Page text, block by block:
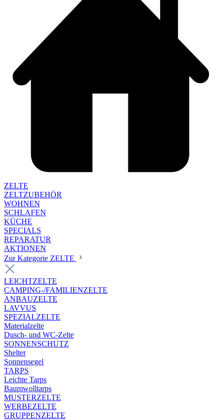
ZELTE
ZELTZUBEHÖR
WOHNEN
SCHLAFEN
KÜCHE
SPECIALS
REPARATUR
AKTIONEN
Zur Kategorie ZELTE
LEICHTZELTE
CAMPING-/FAMILIENZELTE
ANBAUZELTE
LAVVUS
SPEZIALZELTE
Materialzelte
Dusch- und WC-Zelte
SONNENSCHUTZ
Shelter
Sonnensegel
TARPS
Leichte Tarps
Baumwolltarps
MUSTERZELTE
WERBEZELTE
GRUPPENZELTE